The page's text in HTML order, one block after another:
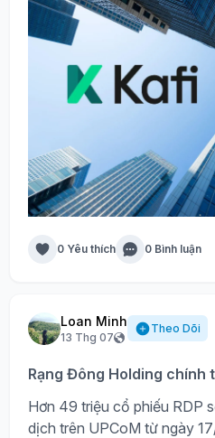
0 Yêu thích 0 Bình luận
Loan Minh
13 Thg 07
Theo Dõi
Rạng Đông Holding chính
Hơn 49 triệu cổ phiếu RDP
dịch trên UPCoM từ ngày